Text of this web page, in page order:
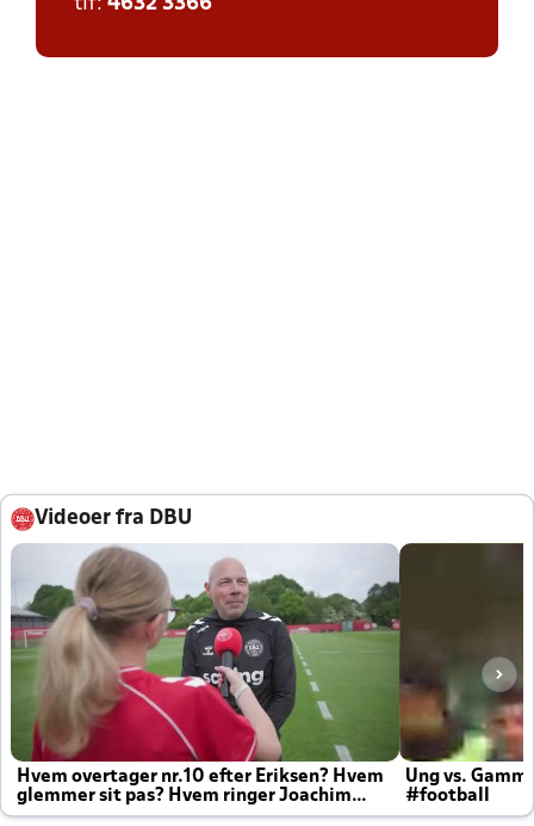
tlf: 4632 3366
Videoer fra DBU
Hvem overtager nr.10 efter Eriksen? Hvem
glemmer sit pas? Hvem ringer Joachim
altid til efter kampe?
Ung vs.
#football